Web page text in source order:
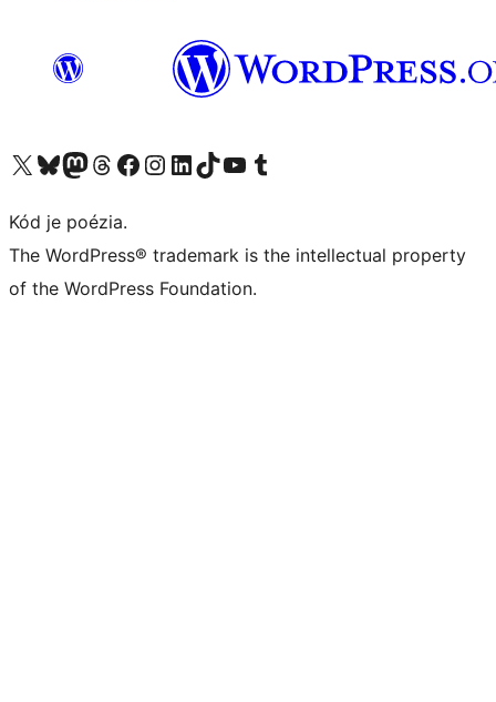
Navštívte náš účet na X (predtým Twitter)
Navštívte náš účet na platforme Bluesky
Navštívte náš účet na Mastodone
Navštívte náš účet na platforme Threads
Navštívte našu stránku na Facebooku
Navštívte náš účet Instagram
Navštívte náš účet LinkedIn
Navštívte náš účet na platforme TikTok
Navštívte náš kanál YouTube
Navštívte náš účet na platforme Tumblr
Kód je poézia.
The WordPress® trademark is the intellectual property
of the WordPress Foundation.